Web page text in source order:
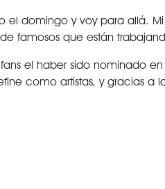
el domingo y voy para allá.
famosos que están
el haber sido nominado
como artistas, y gracias